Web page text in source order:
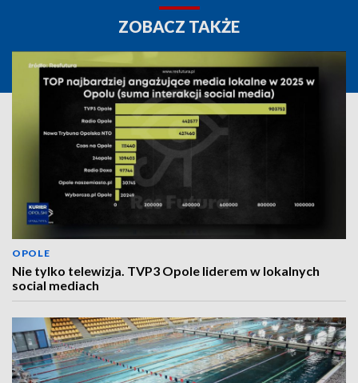
ZOBACZ TAKŻE
OPOLE
Nie tylko telewizja. TVP3 Opole liderem w lokalnych
social mediach